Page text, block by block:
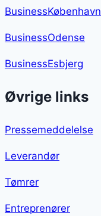
BusinessKøbenhavn
BusinessOdense
BusinessEsbjerg
Øvrige links
Pressemeddelelse
Leverandør
Tømrer
Entreprenører